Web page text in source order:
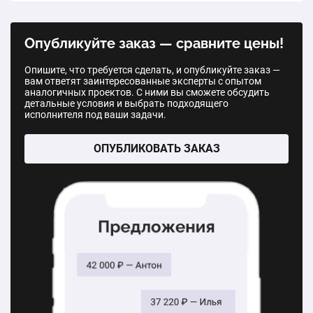
1 шт. от 6 500 ₽
Двухстворчатое пластиковое окно
1 шт. от 11 500 ₽
Трехстворчатое пластиковое окно
Опубликуйте заказ — сравните цены!
Опишите, что требуется сделать, и опубликуйте заказ —
вам ответят заинтересованные эксперты с опытом
аналогичных проектов. С ними вы сможете обсудить
детальные условия и выбрать подходящего
исполнителя под ваши задачи.
ОПУБЛИКОВАТЬ ЗАКАЗ